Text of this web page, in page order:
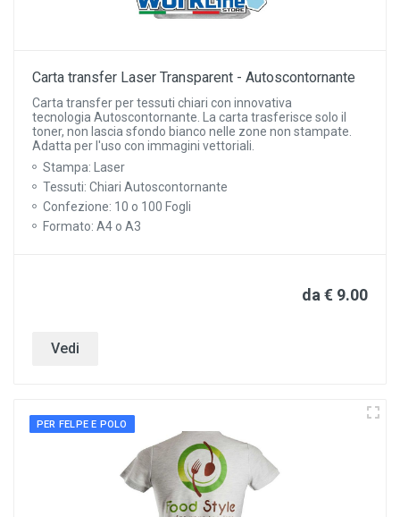
Carta transfer Laser Transparent - Autoscontornante
Carta transfer per tessuti chiari con innovativa
tecnologia Autoscontornante. La carta trasferisce solo il
toner, non lascia sfondo bianco nelle zone non stampate.
Adatta per l'uso con immagini vettoriali.
Stampa: Laser
Tessuti: Chiari Autoscontornante
Confezione: 10 o 100 Fogli
Formato: A4 o A3
da € 9.00
Vedi
PER FELPE E POLO